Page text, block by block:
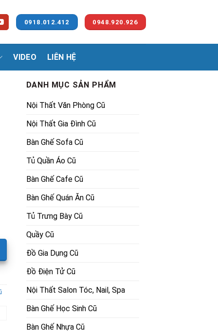
0918.012.412 0948.920.926
VIDEO LIÊN HỆ
DANH MỤC SẢN PHẨM
Nội Thất Văn Phòng Cũ
Nội Thất Gia Đình Cũ
Bàn Ghế Sofa Cũ
Tủ Quần Áo Cũ
Bàn Ghế Cafe Cũ
Bàn Ghế Quán Ăn Cũ
Tủ Trưng Bày Cũ
Quầy Cũ
Đồ Gia Dụng Cũ
Đồ Điện Tử Cũ
Nội Thất Salon Tóc, Nail, Spa
Bàn Ghế Học Sinh Cũ
Bàn Ghế Nhựa Cũ